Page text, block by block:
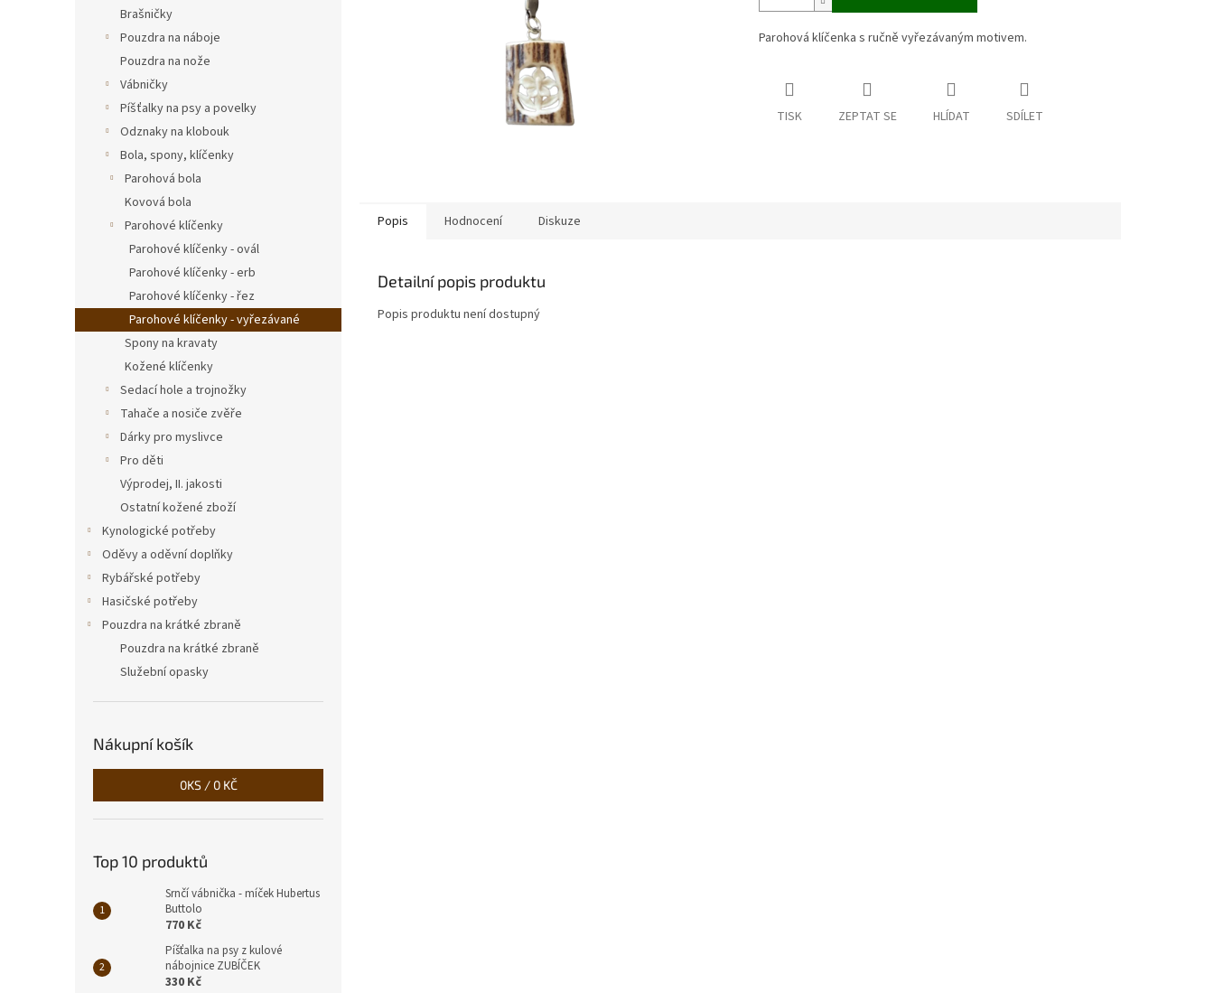
Brašničky
Pouzdra na náboje
Pouzdra na nože
Vábničky
Píšťalky na psy a povelky
Odznaky na klobouk
Bola, spony, klíčenky
Parohová bola
Kovová bola
Parohové klíčenky
Parohové klíčenky - ovál
Parohové klíčenky - erb
Parohové klíčenky - řez
Parohové klíčenky - vyřezávané
Spony na kravaty
Kožené klíčenky
Sedací hole a trojnožky
Tahače a nosiče zvěře
Dárky pro myslivce
Pro děti
Výprodej, II. jakosti
Ostatní kožené zboží
Kynologické potřeby
Oděvy a oděvní doplňky
Rybářské potřeby
Hasičské potřeby
Pouzdra na krátké zbraně
Pouzdra na krátké zbraně
Služební opasky
Nákupní košík
0KS / 0 KČ
Top 10 produktů
Srnčí vábnička - míček Hubertus
Buttolo
770 Kč
Píšťalka na psy z kulové
nábojnice ZUBÍČEK
330 Kč
Parohová klíčenka s ručně vyřezávaným motivem.
TISK ZEPTAT SE HLÍDAT SDÍLET
Popis Hodnocení Diskuze
Detailní popis produktu
Popis produktu není dostupný